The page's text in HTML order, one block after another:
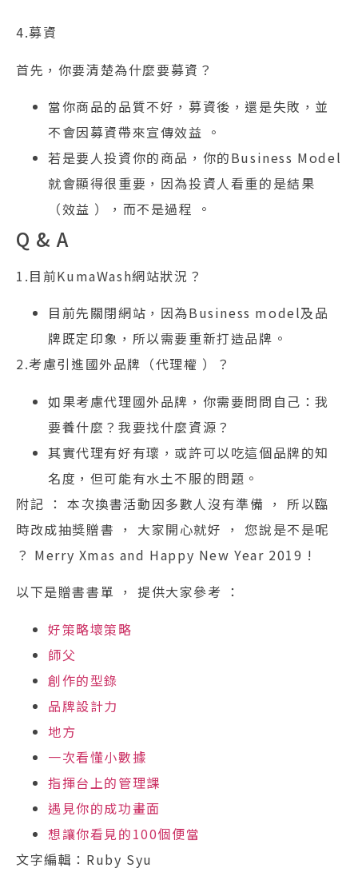
4.募資
首先，你要清楚為什麼要募資？
當你商品的品質不好，募資後，還是失敗，並
不會因募資帶來宣傳效益 。
若是要人投資你的商品，你的Business Model
就會顯得很重要，因為投資人看重的是結果
（效益 ），而不是過程 。
Q & A
1.目前KumaWash網站狀況？
目前先關閉網站，因為Business model及品
牌既定印象，所以需要重新打造品牌。
2.考慮引進國外品牌（代理權 ）？
如果考慮代理國外品牌，你需要問問自己：我
要養什麼？我要找什麼資源？
其實代理有好有瓌，或許可以吃這個品牌的知
名度，但可能有水土不服的問題。
附記 ： 本次換書活動因多數人沒有準備 ， 所以臨
時改成抽獎贈書 ， 大家開心就好 ， 您說是不是呢
？ Merry Xmas and Happy New Year 2019 !
以下是贈書書單 ， 提供大家參考 ：
好策略壞策略
師父
創作的型錄
品牌設計力
地方
一次看懂小數據
指揮台上的管理課
遇見你的成功畫面
想讓你看見的100個便當
文字編輯：Ruby Syu